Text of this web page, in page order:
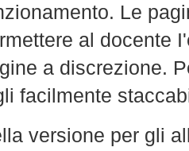
Le
al docente
a discrezione.
facilmente
versione per gli